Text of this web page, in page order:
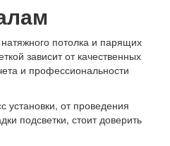
потолка и парящих
зависит от качественных
и профессиональности
установки, от проведения
подсветки, стоит доверить